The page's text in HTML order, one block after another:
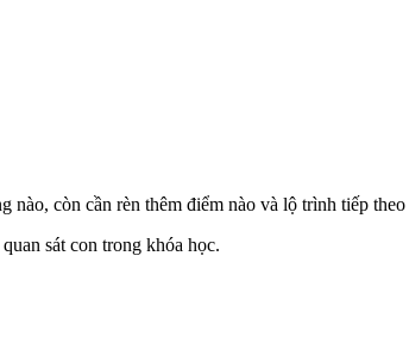
nào, còn cần rèn thêm điểm nào và lộ trình tiếp theo
sát con trong khóa học.